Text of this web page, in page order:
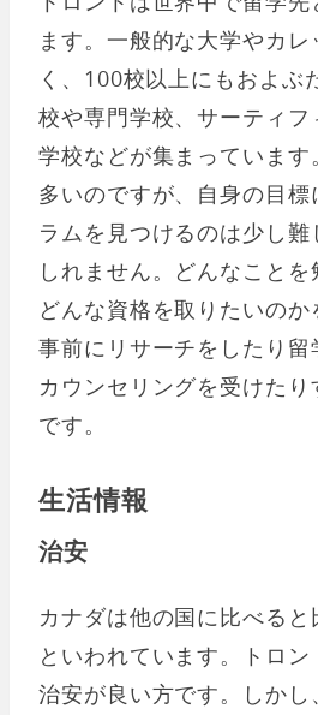
ます。一般的な大学やカ
く、100校以上にもおよぶ
校や専門学校、サーティフ
学校などが集まっています
多いのですが、自身の目標
ラムを見つけるのは少し難
しれません。どんなことを
どんな資格を取りたいのか
事前にリサーチをしたり
カウンセリングを受けた
です。
生活情報
治安
カナダは他の国に比べる
といわれています。トロ
治安が良い方です。しか